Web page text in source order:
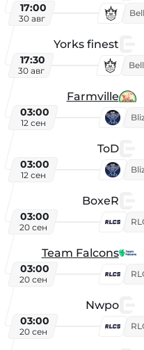
17:00
30 авг
Yorks finest
17:30
30 авг
Farmville
03:00
12 сен
ToD
03:00
12 сен
BoxeR
03:00
20 сен
Team Falcons
03:00
20 сен
Nwpo
03:00
20 сен